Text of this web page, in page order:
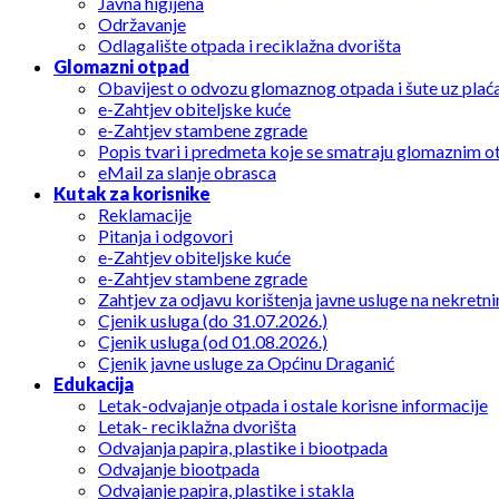
Održavanje
Odlagalište otpada i reciklažna dvorišta
Glomazni otpad
Obavijest o odvozu glomaznog otpada i šute uz
e-Zahtjev obiteljske kuće
e-Zahtjev stambene zgrade
Popis tvari i predmeta koje se smatraju glomaznim
eMail za slanje obrasca
Kutak za korisnike
Reklamacije
Pitanja i odgovori
e-Zahtjev obiteljske kuće
e-Zahtjev stambene zgrade
Zahtjev za odjavu korištenja javne usluge na
Cjenik usluga (do 31.07.2026.)
Cjenik usluga (od 01.08.2026.)
Cjenik javne usluge za Općinu Draganić
Edukacija
Letak-odvajanje otpada i ostale korisne informacije
Letak- reciklažna dvorišta
Odvajanja papira, plastike i biootpada
Odvajanje biootpada
Odvajanje papira, plastike i stakla